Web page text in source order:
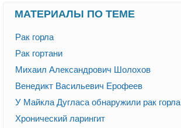
МАТЕРИАЛЫ ПО ТЕМЕ
Рак горла
Рак гортани
Михаил Александрович Шолохов
Венедикт Васильевич Ерофеев
У Майкла Дугласа обнаружили рак горла
Хронический ларингит